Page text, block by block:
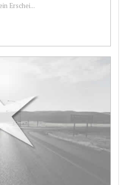
Erschei...